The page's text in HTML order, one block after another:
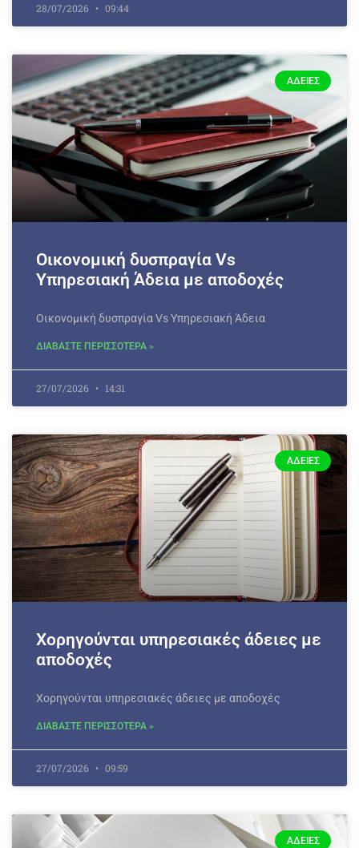
28/07/2026 09:44
ΆΔΕΙΕΣ
Οικονομική δυσπραγία Vs
Υπηρεσιακή Άδεια με αποδοχές
Οικονομική δυσπραγία Vs Υπηρεσιακή Άδεια
ΔΙΑΒΑΣΤΕ ΠΕΡΙΣΣΟΤΕΡΑ »
27/07/2026 14:31
ΆΔΕΙΕΣ
Χορηγούνται υπηρεσιακές άδειες με
αποδοχές
Χορηγούνται υπηρεσιακές άδειες με αποδοχές
ΔΙΑΒΑΣΤΕ ΠΕΡΙΣΣΟΤΕΡΑ »
27/07/2026 09:59
ΆΔΕΙΕΣ